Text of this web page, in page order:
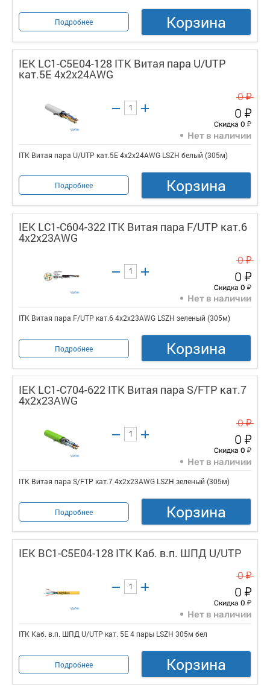
Подробнее Корзина
IEK LC1-C5E04-128 ITK Витая пара U/UTP
кат.5E 4x2х24AWG
0у
0 у
Скидка 0 у
Нет в наличии
ITK Витая пара U/UTP кат.5E 4x2х24AWG LSZH белый (305м)
Подробнее Корзина
IEK LC1-C604-322 ITK Витая пара F/UTP кат.6
4x2х23AWG
0у
0 у
Скидка 0 у
Нет в наличии
ITK Витая пара F/UTP кат.6 4x2х23AWG LSZH зеленый (305м)
Подробнее Корзина
IEK LC1-C704-622 ITK Витая пара S/FTP кат.7
4х2х23AWG
0у
0 у
Скидка 0 у
Нет в наличии
ITK Витая пара S/FTP кат.7 4х2х23AWG LSZH зеленый (305м)
Подробнее Корзина
IEK BC1-C5E04-128 ITK Каб. в.п. ШПД U/UTP
0у
0 у
Скидка 0 у
Нет в наличии
ITK Каб. в.п. ШПД U/UTP кат. 5E 4 пары LSZH 305м бел
Подробнее Корзина